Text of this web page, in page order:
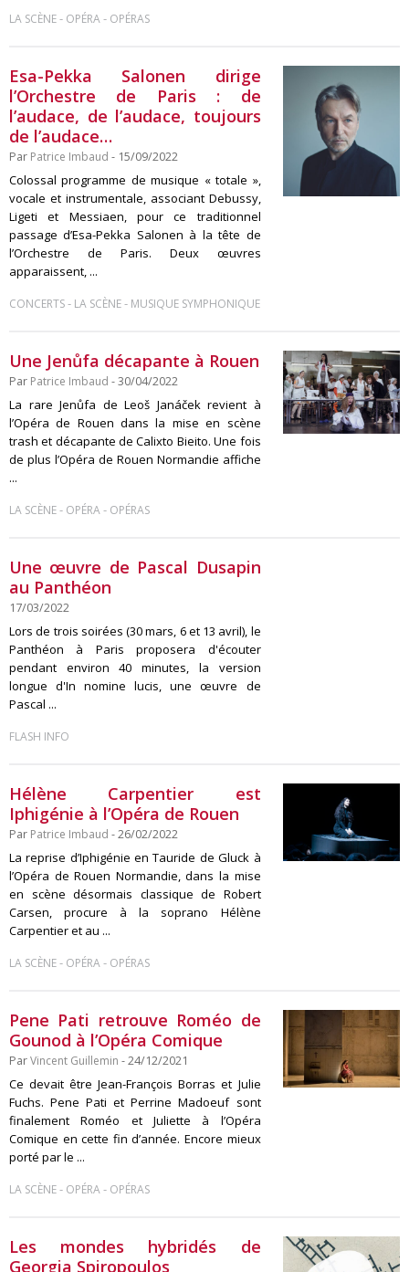
LA SCÈNE- OPÉRA- OPÉRAS
Esa-Pekka Salonen dirige
l’Orchestre de Paris : de
l’audace, de l’audace, toujours
de l’audace…
Par Patrice Imbaud - 15/09/2022
Colossal programme de musique « totale »,
vocale et instrumentale, associant Debussy,
Ligeti et Messiaen, pour ce traditionnel
passage d’Esa-Pekka Salonen à la tête de
l’Orchestre de Paris. Deux œuvres
apparaissent, ...
CONCERTS- LA SCÈNE- MUSIQUE SYMPHONIQUE
Une Jenůfa décapante à Rouen
Par Patrice Imbaud - 30/04/2022
La rare Jenůfa de Leoš Janáček revient à
l’Opéra de Rouen dans la mise en scène
trash et décapante de Calixto Bieito. Une fois
de plus l’Opéra de Rouen Normandie affiche
...
LA SCÈNE- OPÉRA- OPÉRAS
Une œuvre de Pascal Dusapin
au Panthéon
17/03/2022
Lors de trois soirées (30 mars, 6 et 13 avril), le
Panthéon à Paris proposera d'écouter
pendant environ 40 minutes, la version
longue d'In nomine lucis, une œuvre de
Pascal ...
FLASH INFO
Hélène Carpentier est
Iphigénie à l’Opéra de Rouen
Par Patrice Imbaud - 26/02/2022
La reprise d’Iphigénie en Tauride de Gluck à
l’Opéra de Rouen Normandie, dans la mise
en scène désormais classique de Robert
Carsen, procure à la soprano Hélène
Carpentier et au ...
LA SCÈNE- OPÉRA- OPÉRAS
Pene Pati retrouve Roméo de
Gounod à l’Opéra Comique
ParVincent Guillemin - 24/12/2021
Ce devait être Jean-François Borras et Julie
Fuchs. Pene Pati et Perrine Madoeuf sont
finalement Roméo et Juliette à l’Opéra
Comique en cette fin d’année. Encore mieux
porté par le ...
LA SCÈNE- OPÉRA- OPÉRAS
Les mondes hybridés de
Georgia Spiropoulos